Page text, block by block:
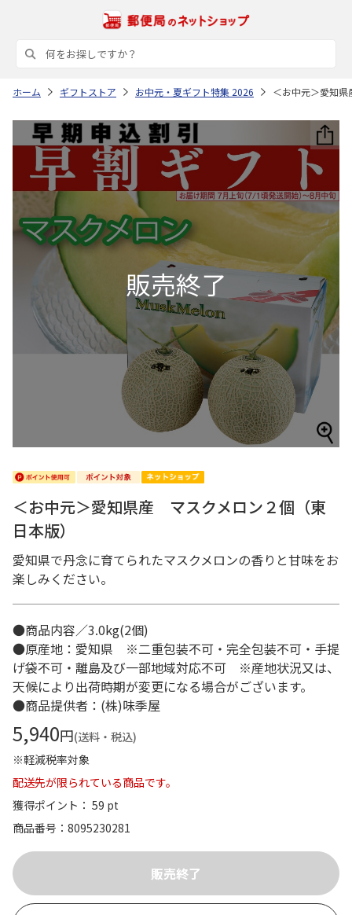
ホーム ギフトストア お中元・夏ギフト特集 2026 ＜お中元＞愛知
＜お中元＞愛知県産 マスクメロン２個（東
日本版）
愛知県で丹念に育てられたマスクメロンの香りと甘味をお
楽しみください。
●商品内容／3.0kg(2個)
●原産地：愛知県 ※二重包装不可・完全包装不可・手提
げ袋不可・離島及び一部地域対応不可 ※産地状況又は、
天候により出荷時期が変更になる場合がございます。
●商品提供者：(株)味季屋
5,940円(送料・税込)
※軽減税率対象
配送先が限られている商品です。
獲得ポイント： 59 pt
商品番号
8095230281